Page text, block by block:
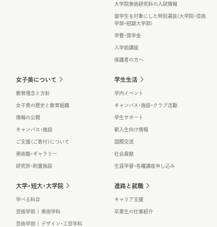
大学院美術研究科の入試情報
留学生を対象にした特別選抜(大学院・芸術
学部・短期大学部)
学費・奨学金
入学前講座
保護者の方へ
女子美について
教育理念と方針
女子美の歴史と教育組織
情報の公開
キャンパス・施設
ご支援（ご寄付）について
美術館・ギャラリー
研究所・附置施設
学生生活
学内イベント
キャンパス・施設・クラブ活動
学生サポート
新入生向け情報
国際交流
社会貢献
生涯学習・各種講座申し込み
大学・短大・大学院
学べる科目
芸術学部 | 美術学科
芸術学部 | デザイン・工芸学科
進路と就職
キャリア支援
卒業生の仕事紹介